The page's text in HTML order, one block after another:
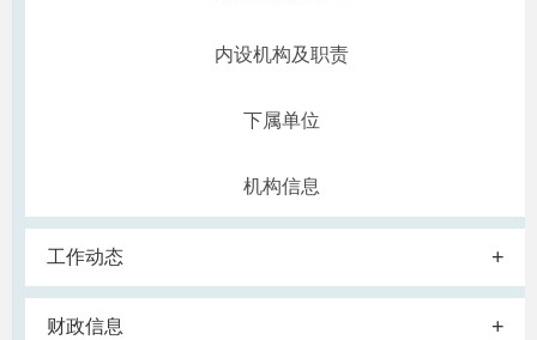
内设机构及职责
下属单位
机构信息
工作动态 +
财政信息 +